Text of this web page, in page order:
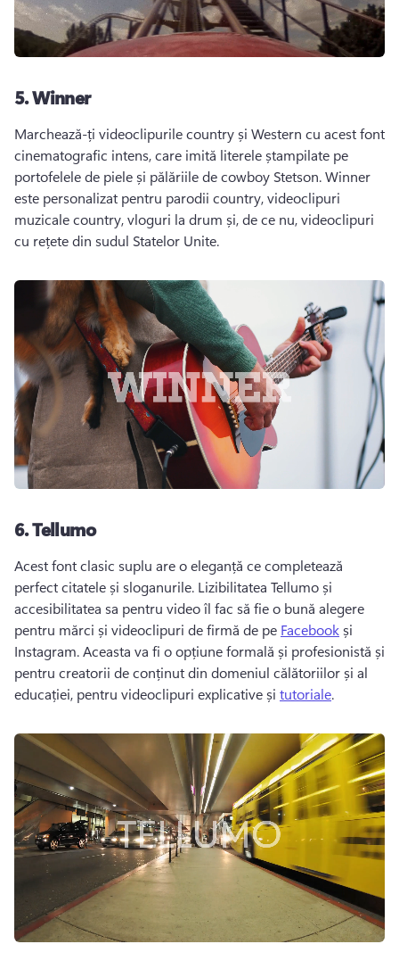
5.Winner
Marchează-ți videoclipurile country și Western cu acest font
cinematografic intens, care imită literele ștampilate pe
portofelele de piele și pălăriile de cowboy Stetson. Winner
este personalizat pentru parodii country, videoclipuri
muzicale country, vloguri la drum și, de ce nu, videoclipuri
cu rețete din sudul Statelor Unite.
6.Tellumo
Acest font clasic suplu are o eleganță ce completează
perfect citatele și sloganurile. Lizibilitatea Tellumo și
accesibilitatea sa pentru video îl fac să fie o bună alegere
pentru mărci și videoclipuri de firmă de pe Facebook și
Instagram. Aceasta va fi o opțiune formală și profesionistă și
pentru creatorii de conținut din domeniul călătoriilor și al
educației, pentru videoclipuri explicative și tutoriale.